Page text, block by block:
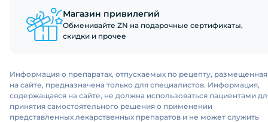
Магазин привилегий
Обменивайте ZN на подарочные сертификаты,
скидки и прочее
Информация о препаратах, отпускаемых по рецепту, размещенная
на сайте, предназначена только для специалистов. Информация,
содержащаяся на сайте, не должна использоваться пациентами
принятия самостоятельного решения о применении
представленных лекарственных препаратов и не может служить